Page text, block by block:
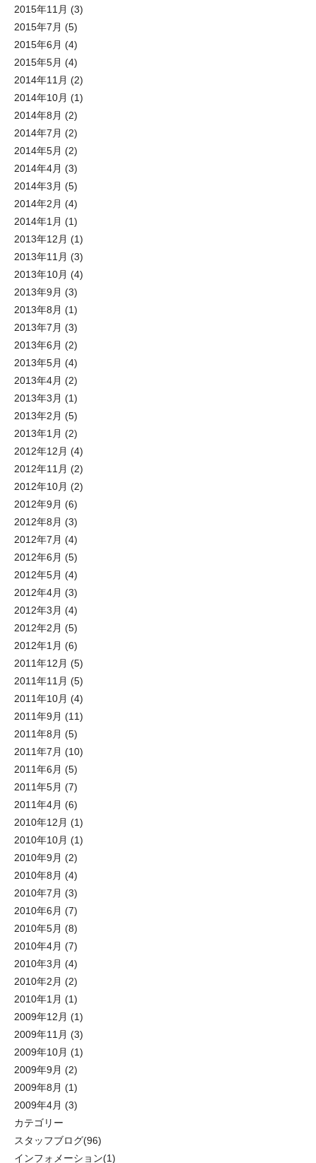
2015年11月 (3)
2015年7月 (5)
2015年6月 (4)
2015年5月 (4)
2014年11月 (2)
2014年10月 (1)
2014年8月 (2)
2014年7月 (2)
2014年5月 (2)
2014年4月 (3)
2014年3月 (5)
2014年2月 (4)
2014年1月 (1)
2013年12月 (1)
2013年11月 (3)
2013年10月 (4)
2013年9月 (3)
2013年8月 (1)
2013年7月 (3)
2013年6月 (2)
2013年5月 (4)
2013年4月 (2)
2013年3月 (1)
2013年2月 (5)
2013年1月 (2)
2012年12月 (4)
2012年11月 (2)
2012年10月 (2)
2012年9月 (6)
2012年8月 (3)
2012年7月 (4)
2012年6月 (5)
2012年5月 (4)
2012年4月 (3)
2012年3月 (4)
2012年2月 (5)
2012年1月 (6)
2011年12月 (5)
2011年11月 (5)
2011年10月 (4)
2011年9月 (11)
2011年8月 (5)
2011年7月 (10)
2011年6月 (5)
2011年5月 (7)
2011年4月 (6)
2010年12月 (1)
2010年10月 (1)
2010年9月 (2)
2010年8月 (4)
2010年7月 (3)
2010年6月 (7)
2010年5月 (8)
2010年4月 (7)
2010年3月 (4)
2010年2月 (2)
2010年1月 (1)
2009年12月 (1)
2009年11月 (3)
2009年10月 (1)
2009年9月 (2)
2009年8月 (1)
2009年4月 (3)
カテゴリー
スタッフブログ(96)
インフォメーション(1)